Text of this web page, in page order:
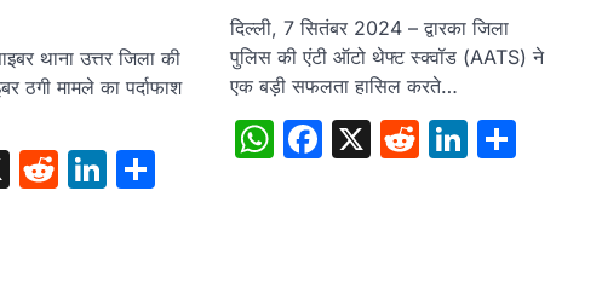
थाना उत्तर जिला की
ठगी मामले का पर्दाफाश
X RedditLinkedIn
Share
दिल्ली, 7 सितंबर 2024 – द्वारका जिला
पुलिस की एंटी ऑटो थेफ्ट स्क्वॉड (AATS) ने
एक बड़ी सफलता हासिल करते…
WhatsApp
Facebook
X RedditLinkedIn